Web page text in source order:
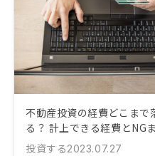
不動産投資の経費どこまで
る？ 計上できる経費とNG
投資する2023.07.27